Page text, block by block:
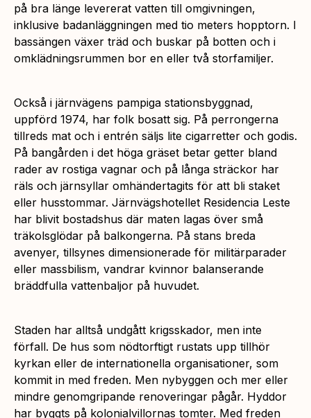
på bra länge levererat vatten till omgivningen,
inklusive badanläggningen med tio meters hopptorn. I
bassängen växer träd och buskar på botten och i
omklädningsrummen bor en eller två storfamiljer.
Också i järnvägens pampiga stationsbyggnad,
uppförd 1974, har folk bosatt sig. På perrongerna
tillreds mat och i entrén säljs lite cigarretter och godis.
På bangården i det höga gräset betar getter bland
rader av rostiga vagnar och på långa sträckor har
räls och järnsyllar omhändertagits för att bli staket
eller husstommar. Järnvägshotellet Residencia Leste
har blivit bostadshus där maten lagas över små
träkolsglödar på balkongerna. På stans breda
avenyer, tillsynes dimensionerade för militärparader
eller massbilism, vandrar kvinnor balanserande
bräddfulla vattenbaljor på huvudet.
Staden har alltså undgått krigsskador, men inte
förfall. De hus som nödtorftigt rustats upp tillhör
kyrkan eller de internationella organisationer, som
kommit in med freden. Men nybyggen och mer eller
mindre genomgripande renoveringar pågår. Hyddor
har byggts på kolonialvillornas tomter. Med freden